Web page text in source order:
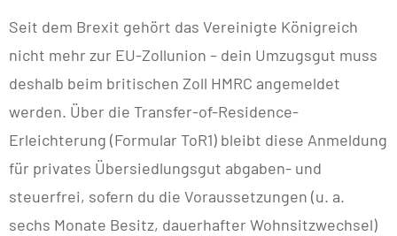
Seit dem Brexit gehört das Vereinigte Königreich
nicht mehr zur EU-Zollunion – dein Umzugsgut muss
deshalb beim britischen Zoll HMRC angemeldet
werden. Über die Transfer-of-Residence-
Erleichterung (Formular ToR1) bleibt diese Anmeldung
für privates Übersiedlungsgut abgaben- und
steuerfrei, sofern du die Voraussetzungen (u. a.
sechs Monate Besitz, dauerhafter Wohnsitzwechsel)